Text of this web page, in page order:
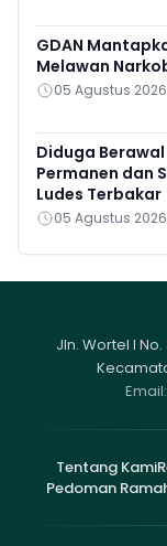
GDAN
Melawan
05 Agustus 2026
Diduga
Permanen dan
Ludes Terbakar
05 Agustus 2026
Jln. Wortel I
Email:
Tentang Kami
Pedoman